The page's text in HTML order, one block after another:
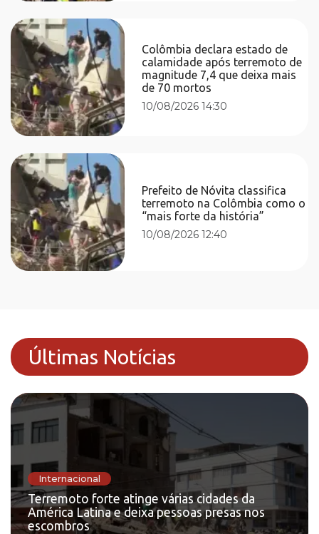
Colômbia declara estado de
calamidade após terremoto de
magnitude 7,4 que deixa mais
de 70 mortos
10/08/2026 14:30
Prefeito de Nóvita classifica
terremoto na Colômbia como o
“mais forte da história”
10/08/2026 12:40
Últimas Notícias
Internacional
Terremoto forte atinge várias cidades da
América Latina e deixa pessoas presas nos
escombros